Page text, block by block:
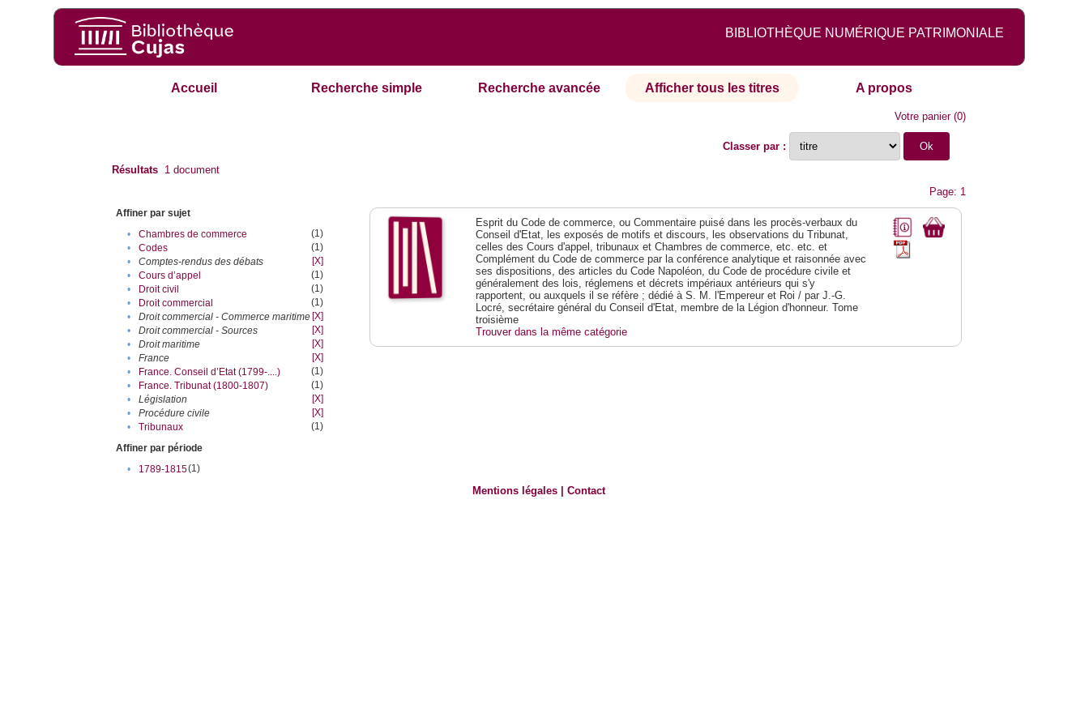
BIBLIOTHÈQUE NUMÉRIQUE PATRIMONIALE
Accueil Recherche simple Recherche avancée Afficher tous les titres A propos
Votre panier(0)
Classer par :
Résultats 1 document
Page: 1
Affiner par sujet
•
Chambres de commerce
(1)
•
Codes
(1)
•
Comptes-rendus des débats
[X]
•
Cours d’appel
(1)
•
Droit civil
(1)
•
Droit commercial
(1)
•
Droit commercial - Commerce maritime [X]
•
Droit commercial - Sources
[X]
•
Droit maritime
[X]
•
France
[X]
•
France. Conseil d’Etat (1799-....)
(1)
•
France. Tribunat (1800-1807)
(1)
•
Législation
[X]
•
Procédure civile
[X]
•
Tribunaux
(1)
Affiner par période
•
1789-1815(1)
Esprit du Code de commerce, ou Commentaire puisé dans les procès-verbaux du
Conseil d'Etat, les exposés de motifs et discours, les observations du Tribunat,
celles des Cours d'appel, tribunaux et Chambres de commerce, etc. etc. et
Complément du Code de commerce par la conférence analytique et raisonnée avec
ses dispositions, des articles du Code Napoléon, du Code de procédure civile et
généralement des lois, réglemens et décrets impériaux antérieurs qui s'y
rapportent, ou auxquels il se réfère ; dédié à S. M. l'Empereur et Roi / par J.-G.
Locré, secrétaire général du Conseil d'Etat, membre de la Légion d'honneur. Tome
troisième
Trouver dans la même catégorie
Mentions légales |Contact